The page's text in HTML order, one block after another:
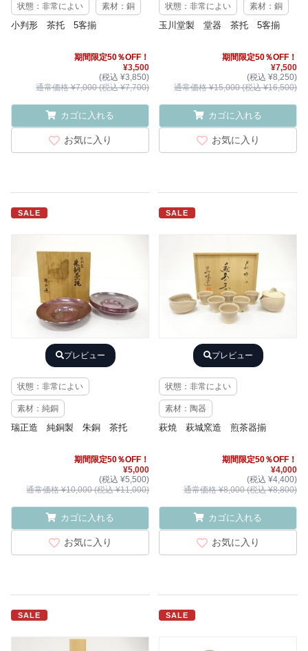
状態：非常によい 素材：銅
小判形 茶托 5客揃
期間限定50％OFF！
¥3,500
(税込 ¥3,850)
通常価格 ¥7,000 (税込 ¥7,700)
カゴに入れる
お気に入り
状態：非常によい 素材：銅
玉川堂製 堂器 茶托 5客揃
期間限定50％OFF！
¥7,500
(税込 ¥8,250)
通常価格 ¥15,000 (税込 ¥16,500)
カゴに入れる
お気に入り
SALE
プレビュー
状態：非常によい
素材：純銅
瑞正造 純銅製 朱銅 茶托
期間限定50％OFF！
¥5,000
(税込 ¥5,500)
通常価格 ¥10,000 (税込 ¥11,000)
カゴに入れる
お気に入り
SALE
プレビュー
状態：非常によい
素材：陶器
萩焼 萩城窯造 煎茶器揃
期間限定50％OFF！
¥4,000
(税込 ¥4,400)
通常価格 ¥8,000 (税込 ¥8,800)
カゴに入れる
お気に入り
SALE SALE